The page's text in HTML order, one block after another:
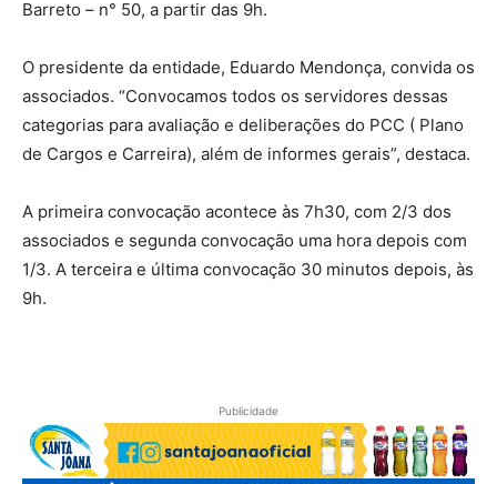
Barreto – n° 50, a partir das 9h.
O presidente da entidade, Eduardo Mendonça, convida os
associados. “Convocamos todos os servidores dessas
categorias para avaliação e deliberações do PCC ( Plano
de Cargos e Carreira), além de informes gerais”, destaca.
A primeira convocação acontece às 7h30, com 2/3 dos
associados e segunda convocação uma hora depois com
1/3. A terceira e última convocação 30 minutos depois, às
9h.
Publicidade